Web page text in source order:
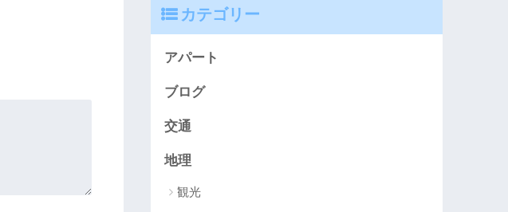
カテゴリー
アパート
ブログ
交通
地理
観光